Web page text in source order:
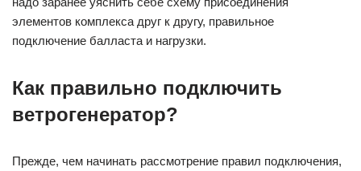
элементов комплекса друг к другу, правильное
подключение балласта и нагрузки.
Как правильно подключить
ветрогенератор?
Прежде, чем начинать рассмотрение правил подключения,